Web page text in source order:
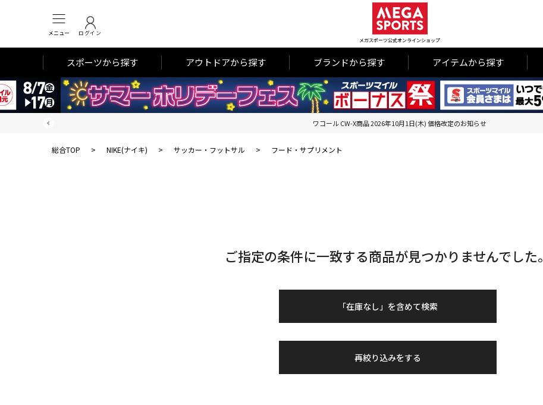
メニュー ログイン
メガスポーツ公式オンラインショップ
スポーツから探す アウトドアから探す ブランドから探す アイテムから探す
ワコール CW-X商品 2026年10月1日(木) 価格改定のお知らせ
総合TOP > NIKE(ナイキ) > サッカー・フットサル > フード・サプリメント
ご指定の条件に一致する商品が見つかりませんでした。
「在庫なし」を含めて検索
再絞り込みをする